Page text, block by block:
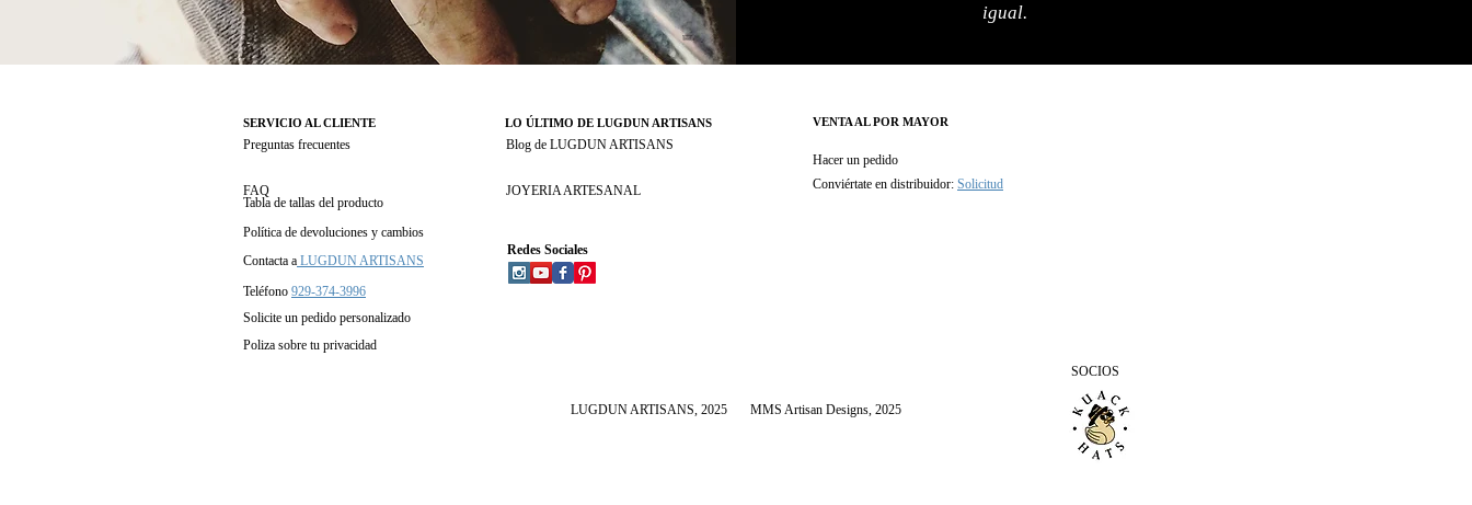
igual.
SERVICIO AL CLIENTE
Preguntas frecuentes
Tabla de tallas del producto
Política de devoluciones y cambios
Contacta a LUGDUN ARTISANS
Teléfono 929-374-3996
Solicite un pedido personalizado
Poliza sobre tu privacidad
LO ÚLTIMO DE LUGDUN ARTISANS
Blog de LUGDUN ARTISANS
Redes Sociales
JOYERIA ARTESANAL
FAQ
VENTA AL POR MAYOR
Hacer un pedido
Conviértate en distribuidor: Solicitud
LUGDUN ARTISANS , 2025 MMS Artisan Designs, 2025
SOCIOS